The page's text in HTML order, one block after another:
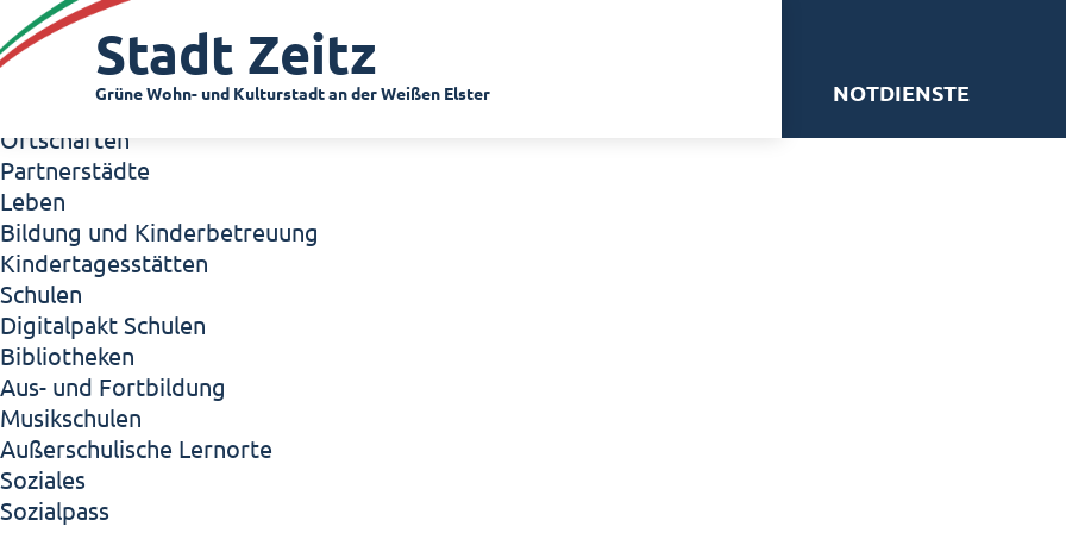
Zeitz - Die Kleinstadt
Willkommen in Zeitz!
Interview mit Oberbürgermeister Christian Thieme
Zeitz - Stadt der Zukunft
Ortschaften
Partnerstädte
Leben
Bildung und Kinderbetreuung
Kindertagesstätten
Schulen
Digitalpakt Schulen
Bibliotheken
Aus- und Fortbildung
Musikschulen
Außerschulische Lernorte
Soziales
Sozialpass
Stadt Zeitz
Grüne Wohn- und Kulturstadt an der Weißen Elster NOTDIENSTE